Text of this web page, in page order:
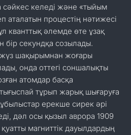
сәйкес келеді және «тыйым
аталатын процестің нәтижесі
кванттық әлемде өте ұзақ
бір секундқа созылады.
шақырымнан жоғары
онда оттегі соншалықты
атомдар басқа
тұрып жарық шығаруға
ерекше сирек әрі
дәл осы қызыл аврора 1909
магниттік дауылдардың